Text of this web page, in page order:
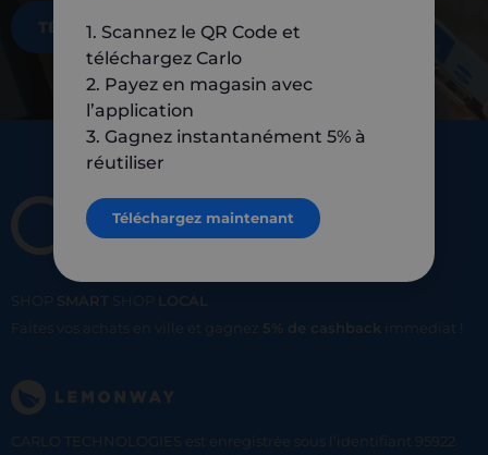
TÉLÉCHARGEZ MAINTENANT
SHOP SMART SHOP
LOCAL
Faites vos achats en ville et gagnez 5% de cashback immediat !
CARLO TECHNOLOGIES est enregistrée sous l'identifiant 95922
1. Scannez le QR Code et
téléchargez Carlo
2. Payez en magasin avec
l’application
3. Gagnez instantanément 5% à
réutiliser
Téléchargez maintenant